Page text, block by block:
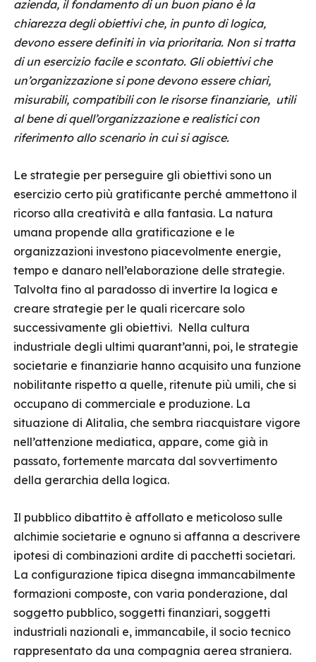
azienda, il fondamento di un buon piano è la
chiarezza degli obiettivi che, in punto di logica,
devono essere definiti in via prioritaria. Non si tratta
di un esercizio facile e scontato. Gli obiettivi che
un’organizzazione si pone devono essere chiari,
misurabili, compatibili con le risorse finanziarie, utili
al bene di quell’organizzazione e realistici con
riferimento allo scenario in cui si agisce.
Le strategie per perseguire gli obiettivi sono un
esercizio certo più gratificante perché ammettono il
ricorso alla creatività e alla fantasia. La natura
umana propende alla gratificazione e le
organizzazioni investono piacevolmente energie,
tempo e danaro nell’elaborazione delle strategie.
Talvolta fino al paradosso di invertire la logica e
creare strategie per le quali ricercare solo
successivamente gli obiettivi. Nella cultura
industriale degli ultimi quarant’anni, poi, le strategie
societarie e finanziarie hanno acquisito una funzione
nobilitante rispetto a quelle, ritenute più umili, che si
occupano di commerciale e produzione. La
situazione di Alitalia, che sembra riacquistare vigore
nell’attenzione mediatica, appare, come già in
passato, fortemente marcata dal sovvertimento
della gerarchia della logica.
Il pubblico dibattito è affollato e meticoloso sulle
alchimie societarie e ognuno si affanna a descrivere
ipotesi di combinazioni ardite di pacchetti societari.
La configurazione tipica disegna immancabilmente
formazioni composte, con varia ponderazione, dal
soggetto pubblico, soggetti finanziari, soggetti
industriali nazionali e, immancabile, il socio tecnico
rappresentato da una compagnia aerea straniera.